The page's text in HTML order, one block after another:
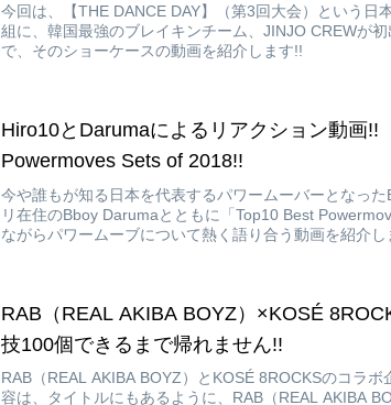
今回は、【THE DANCE DAY】（第3回大会）という日
組に、韓国最強のブレイキンチーム、JINJO CREWが
で、そのショーケースの動画を紹介します!!
Hiro10とDarumaによるリアクション動画
Powermoves Sets of 2018!!
今や誰もが知る日本を代表するパワームーバーとなっ
リ在住のBboy Darumaとともに「Top10 Best
ながらパワームーブについて熱く語り合う動画を紹介し
RAB（REAL AKIBA BOYZ）×KOSÉ
技100個できるまで帰れません!!
RAB（REAL AKIBA BOYZ）とKOSÉ 8ROCKSのコラ
容は、タイトルにもあるように、RAB（REAL AKIBA